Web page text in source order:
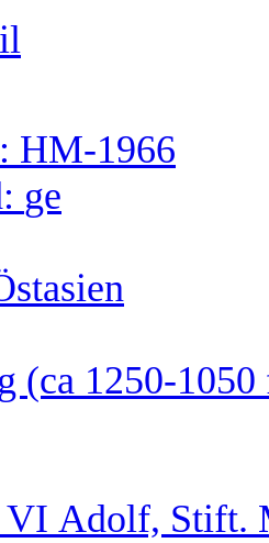
HM-1966
ge
(ca 1250-
VI Adolf, Stift.